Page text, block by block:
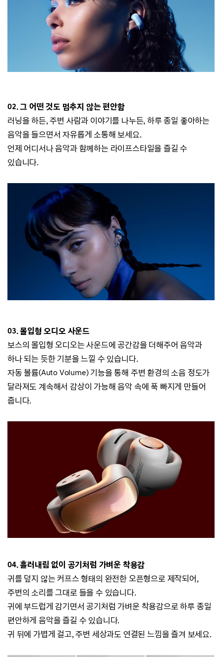
02.그 어떤 것도 멈추지 않는 편안함
러닝을 하든, 주변 사람과 이야기를 나누든, 하루 종일 좋아하는
음악을 들으면서 자유롭게 소통해 보세요.
언제 어디서나 음악과 함께하는 라이프스타일을 즐길 수
있습니다.
03.몰입형 오디오 사운드
보스의 몰입형 오디오는 사운드에 공간감을 더해주어 음악과
하나 되는 듯한 기분을 느낄 수 있습니다.
자동 볼륨(Auto Volume) 기능을 통해 주변 환경의 소음 정도가
달라져도 계속해서 감상이 가능해 음악 속에 푹 빠지게 만들어
줍니다.
04.흘러내림 없이 공기처럼 가벼운 착용감
귀를 덮지 않는 커프스 형태의 완전한 오픈형으로 제작되어,
주변의 소리를 그대로 들을 수 있습니다.
귀에 부드럽게 감기면서 공기처럼 가벼운 착용감으로 하루 종일
편안하게 음악을 즐길 수 있습니다.
귀 뒤에 가볍게 걸고, 주변 세상과도 연결된 느낌을 즐겨 보세요.